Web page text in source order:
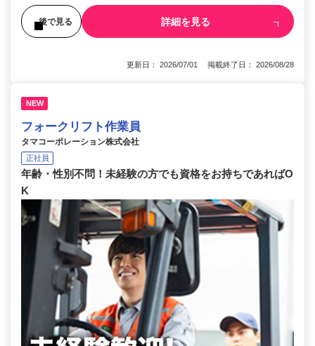
後で見る 詳細を見る
更新日： 2026/07/01 掲載終了日： 2026/08/28
NEW
フォークリフト作業員
タマコーポレーション株式会社
正社員
年齢・性別不問！未経験の方でも資格をお持ちであればO
K